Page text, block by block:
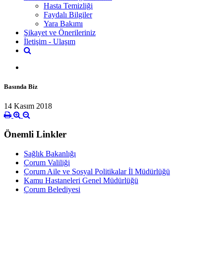
Hasta Temizliği
Faydalı Bilgiler
Yara Bakımı
Şikayet ve Önerileriniz
İletişim - Ulaşım
Basında Biz
14 Kasım 2018
Önemli Linkler
Sağlık Bakanlığı
Çorum Valiliği
Çorum Aile ve Sosyal Politikalar İl Müdürlüğü
Kamu Hastaneleri Genel Müdürlüğü
Çorum Belediyesi